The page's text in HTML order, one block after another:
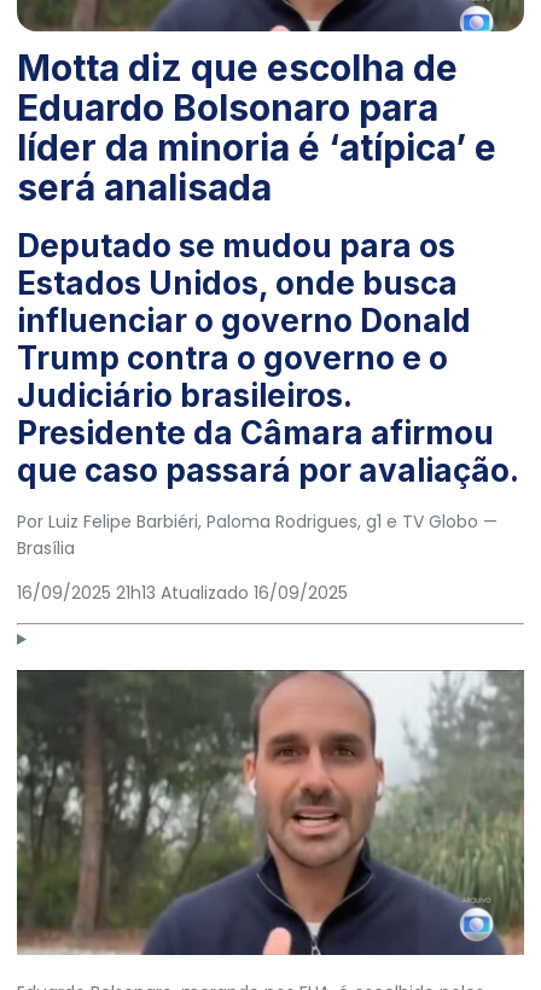
Motta diz que escolha de
Eduardo Bolsonaro para
líder da minoria é ‘atípica’ e
será analisada
Deputado se mudou para os
Estados Unidos, onde busca
influenciar o governo Donald
Trump contra o governo e o
Judiciário brasileiros.
Presidente da Câmara afirmou
que caso passará por avaliação.
Por Luiz Felipe Barbiéri, Paloma Rodrigues, g1 e TV Globo —
Brasília
16/09/2025 21h13 Atualizado 16/09/2025